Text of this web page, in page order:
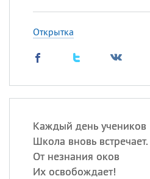
Открытка
Каждый день учеников
Школа вновь встречает.
От незнания оков
Их освобождает!